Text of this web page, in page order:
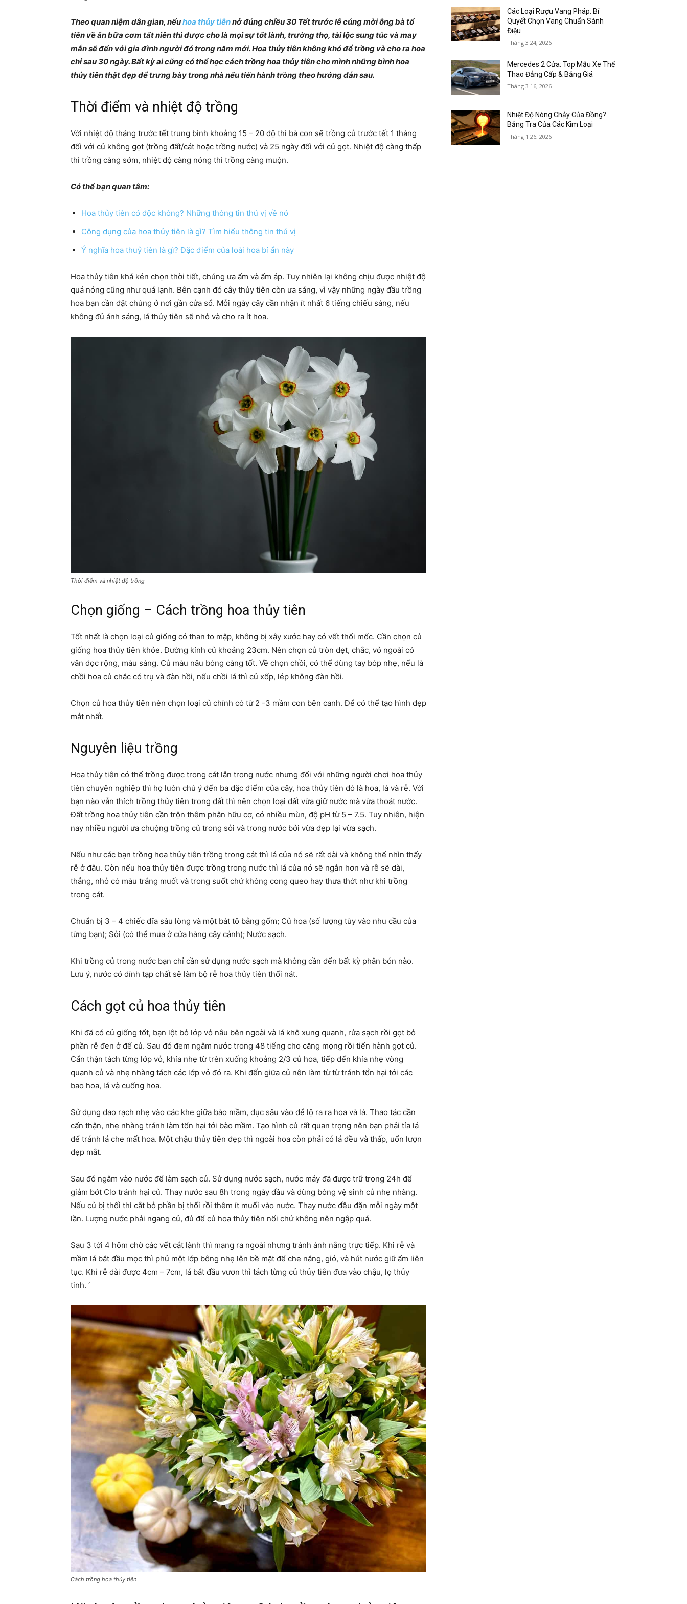
điều
thú
quanh
cuộc
sống
chúng
Theo quan niệm dân gian, nếuhoa thủy tiênnở đúng chiều 30 Tết trước lễ cúng mời ông bà tổ
tiên về ăn bữa cơm tất niên thì được cho là mọi sự tốt lành, trường thọ, tài lộc sung túc và may
mắn sẽ đến với gia đình người đó trong năm mới. Hoa thủy tiên không khó để trồng và cho ra hoa
chỉ sau 30 ngày. Bất kỳ ai cũng có thể học cách trồng hoa thủy tiên cho mình những bình hoa
thủy tiên thật đẹp để trưng bày trong nhà nếu tiến hành trồng theo hướng dẫn sau.
Thời điểm và nhiệt độ trồng
Với nhiệt độ tháng trước tết trung bình khoảng 15 – 20 độ thì bà con sẽ trồng củ trước tết 1 tháng
đối với củ không gọt (trồng đất/cát hoặc trồng nước) và 25 ngày đối với củ gọt. Nhiệt độ càng thấp
thì trồng càng sớm, nhiệt độ càng nóng thì trồng càng muộn.
Có thể bạn quan tâm:
Hoa thủy tiên có độc không? Những thông tin thú vị về nó
Công dụng của hoa thủy tiên là gì? Tìm hiểu thông tin thú vị
Ý nghĩa hoa thuỷ tiên là gì? Đặc điểm của loài hoa bí ẩn này
Hoa thủy tiên khá kén chọn thời tiết, chúng ưa ẩm và ấm áp. Tuy nhiên lại không chịu được nhiệt độ
quá nóng cũng như quá lạnh. Bên cạnh đó cây thủy tiên còn ưa sáng, vì vậy những ngày đầu trồng
hoa bạn cần đặt chúng ở nơi gần cửa sổ. Mỗi ngày cây cần nhận ít nhất 6 tiếng chiếu sáng, nếu
không đủ ánh sáng, lá thủy tiên sẽ nhỏ và cho ra ít hoa.
Thời điểm và nhiệt độ trồng
Chọn giống – Cách trồng hoa thủy tiên
Tốt nhất là chọn loại củ giống có than to mập, không bị xây xước hay có vết thối mốc. Cần chọn củ
giống hoa thủy tiên khỏe. Đường kính củ khoảng 23cm. Nên chọn củ tròn dẹt, chắc, vỏ ngoài có
vân dọc rộng, màu sáng. Củ màu nâu bóng càng tốt. Về chọn chồi, có thể dùng tay bóp nhẹ, nếu là
chồi hoa củ chắc có trụ và đàn hồi, nếu chồi lá thì củ xốp, lép không đàn hồi.
Chọn củ hoa thủy tiên nên chọn loại củ chính có từ 2 -3 mầm con bên canh. Để có thể tạo hình đẹp
mắt nhất.
Nguyên liệu trồng
Hoa thủy tiên có thể trồng được trong cát lẫn trong nước nhưng đối với những người chơi hoa thủy
tiên chuyên nghiệp thì họ luôn chú ý đến ba đặc điểm của cây, hoa thủy tiên đó là hoa, lá và rễ. Với
bạn nào vẫn thích trồng thủy tiên trong đất thì nên chọn loại đất vừa giữ nước mà vừa thoát nước.
Đất trồng hoa thủy tiên cần trộn thêm phân hữu cơ, có nhiều mùn, độ pH từ 5 – 7.5. Tuy nhiên, hiện
nay nhiều người ưa chuộng trồng củ trong sỏi và trong nước bởi vừa đẹp lại vừa sạch.
Nếu như các bạn trồng hoa thủy tiên trồng trong cát thì lá của nó sẽ rất dài và không thể nhìn thấy
rễ ở đâu. Còn nếu hoa thủy tiên được trồng trong nước thì lá của nó sẽ ngắn hơn và rễ sẽ dài,
thẳng, nhỏ có màu trắng muốt và trong suốt chứ không cong queo hay thưa thớt như khi trồng
trong cát.
Chuẩn bị 3 – 4 chiếc đĩa sâu lòng và một bát tô bằng gốm; Củ hoa (số lượng tùy vào nhu cầu của
từng bạn); Sỏi (có thể mua ở cửa hàng cây cảnh); Nước sạch.
Khi trồng củ trong nước bạn chỉ cần sử dụng nước sạch mà không cần đến bất kỳ phân bón nào.
Lưu ý, nước có dính tạp chất sẽ làm bộ rễ hoa thủy tiên thối nát.
Cách gọt củ hoa thủy tiên
Khi đã có củ giống tốt, bạn lột bỏ lớp vỏ nâu bên ngoài và lá khô xung quanh, rửa sạch rồi gọt bỏ
phần rễ đen ở đế củ. Sau đó đem ngâm nước trong 48 tiếng cho căng mọng rồi tiến hành gọt củ.
Cẩn thận tách từng lớp vỏ, khía nhẹ từ trên xuống khoảng 2/3 củ hoa, tiếp đến khía nhẹ vòng
quanh củ và nhẹ nhàng tách các lớp vỏ đó ra. Khi đến giữa củ nên làm từ từ tránh tổn hại tới các
bao hoa, lá và cuống hoa.
Sử dụng dao rạch nhẹ vào các khe giữa bào mầm, đục sâu vào để lộ ra ra hoa và lá. Thao tác cần
cẩn thận, nhẹ nhàng tránh làm tổn hại tới bào mầm. Tạo hình củ rất quan trọng nên bạn phải tỉa lá
để tránh lá che mất hoa. Một chậu thủy tiên đẹp thì ngoài hoa còn phải có lá đều và thấp, uốn lượn
đẹp mắt.
Sau đó ngâm vào nước để làm sạch củ. Sử dụng nước sạch, nước máy đã được trữ trong 24h để
giảm bớt Clo tránh hại củ. Thay nước sau 8h trong ngày đầu và dùng bông vệ sinh củ nhẹ nhàng.
Nếu củ bị thối thì cắt bỏ phần bị thối rồi thêm ít muối vào nước. Thay nước đều đặn mỗi ngày một
lần. Lượng nước phải ngang củ, đủ để củ hoa thủy tiên nổi chứ không nên ngập quá.
Sau 3 tới 4 hôm chờ các vết cắt lành thì mang ra ngoài nhưng tránh ánh nắng trực tiếp. Khi rễ và
mầm lá bắt đầu mọc thì phủ một lớp bông nhẹ lên bề mặt để che nắng, gió, và hút nước giữ ẩm liên
tục. Khi rễ dài được 4cm – 7cm, lá bắt đầu vươn thì tách từng củ thủy tiên đưa vào chậu, lọ thủy
tinh. ‘
Cách trồng hoa thủy tiên
Các Loại Rượu Vang Pháp: Bí
Quyết Chọn Vang Chuẩn Sành
Điệu
Tháng 3 24, 2026
Mercedes 2 Cửa: Top Mẫu Xe Thể
Thao Đẳng Cấp & Bảng Giá
Tháng 3 16, 2026
Nhiệt Độ Nóng Chảy Của Đồng?
Bảng Tra Của Các Kim Loại
Tháng 1 26, 2026